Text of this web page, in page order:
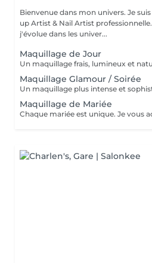
Bienvenue dans mon univers. Je suis Valentina Becker, Make-
up Artist & Nail Artist professionnelle. Depuis plus de 13 ans,
j'évolue dans les univer...
Maquillage de Jour
Maquillage Glamour / Soirée
Maquillage de Mariée